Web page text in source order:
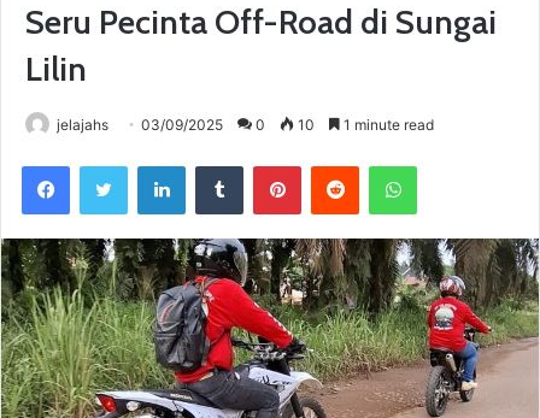
Seru Pecinta Off-Road di Sungai
Lilin
jelajahs 03/09/2025 0 10 1 minute read